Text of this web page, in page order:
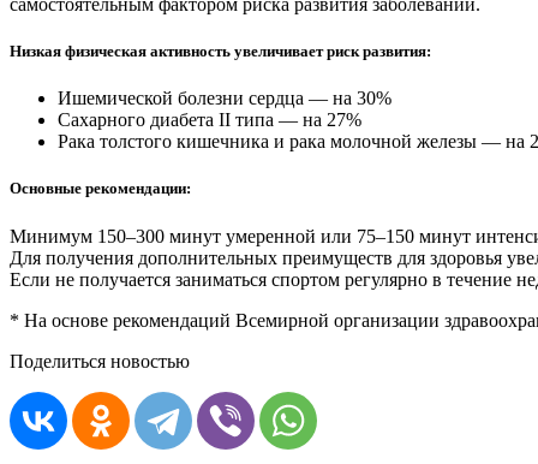
Низкая физическая активность увеличивает риск развития:
Ишемической болезни сердца — на 30%
Сахарного диабета II типа — на 27%
Рака толстого кишечника и рака молочной железы — на
Основные рекомендации:
Минимум 150–300 минут умеренной или 75–150 минут
Для получения дополнительных преимуществ для здоровья
Если не получается заниматься спортом регулярно в
* На основе рекомендаций Всемирной организации
Поделиться новостью